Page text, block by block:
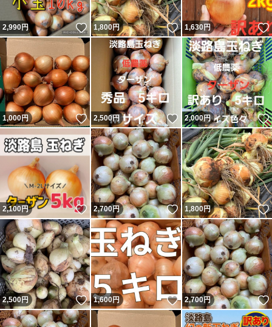
2,990円 いいね！
1,800円 いいね！
1,630円
1,000円 いいね！
2,500円 いいね！
2,000円
2,100円 いいね！
2,700円 いいね！
1,800円
2,500円 いいね！
1,600円 いいね！
2,700円